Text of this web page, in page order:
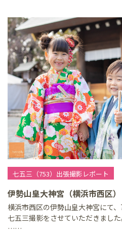
七五三（753）出張撮影レポート
伊勢山皇大神宮（横浜市西区）
横浜市西区の伊勢山皇大神宮にて
七五三撮影をさせていただきました
……